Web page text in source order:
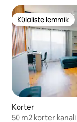
Külaliste lemmik
Külaliste lemmik
Korter
50 m2 korter kanali